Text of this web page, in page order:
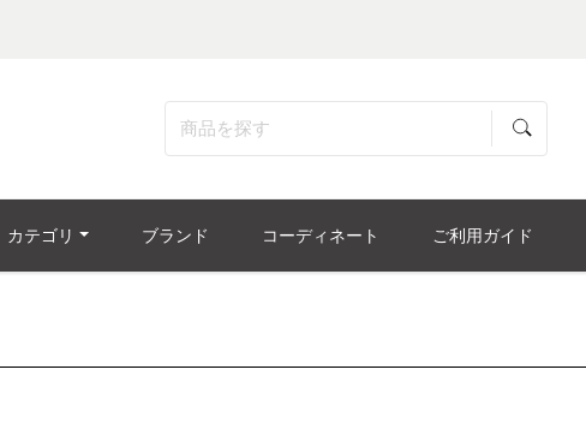
カテゴリ ブランド コーディネート ご利用ガイド